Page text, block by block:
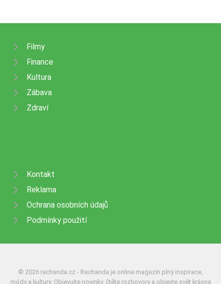
Filmy
Finance
Kultura
Zábava
Zdraví
Kontakt
Reklama
Ochrana osobních údajů
Podmínky použití
© 2026 rachanda.cz - Rachanda je online magazín plný inspirace,
módy a kultury. Objevujte novinky, čtěte rozhovory a objevte svět krásna